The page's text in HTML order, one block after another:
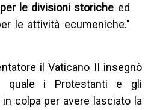
le divisioni storiche ed
le attività ecumeniche."
il Vaticano II insegnò
quale i Protestanti e gli
colpa per avere lasciato la